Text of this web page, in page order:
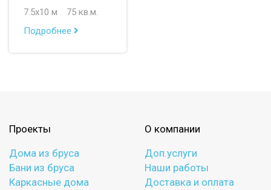
7.5х10 м
75 кв.м.
Подробнее
Проекты
Дома из бруса
Бани из бруса
Каркасные дома
О компании
Доп.услуги
Наши работы
Доставка и оплата